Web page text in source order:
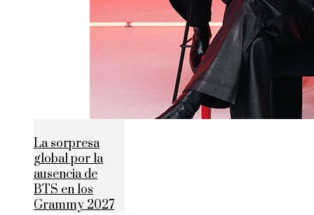
La sorpresa
global por la
ausencia de
BTS en los
Grammy 2027